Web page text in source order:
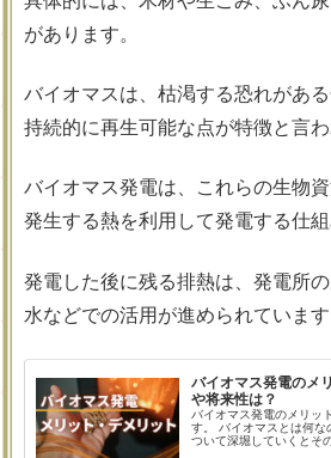
があります。
バイオマスは、枯渇する恐れがある
持続的に再生可能な点が特徴と言わ
バイオマス発電は、これらの生物
発生する熱を利用して発電する仕組
発電した後に残る排熱は、発電所
水などでの活用が進められています
バイオマス発電のメ
や将来性は？
バイオマス発電のメリッ
す。 バイオマスとは何な
ついて深堀していくとそ